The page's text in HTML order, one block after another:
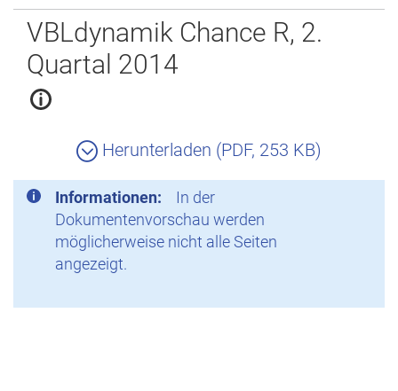
Zurück
VBLdynamik Chance R, 2.
Quartal 2014
Herunterladen (PDF, 253 KB)
Informationen:
In der
Dokumentenvorschau werden
möglicherweise nicht alle Seiten
angezeigt.